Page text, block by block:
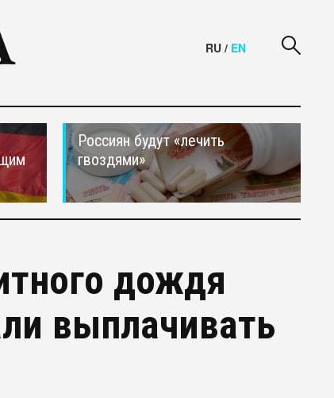
RU / EN
Россиян будут «лечить
гвоздями»
дождя
выплачивать